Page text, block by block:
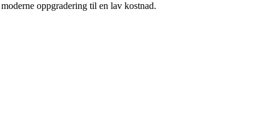
oppgradering til en lav kostnad.